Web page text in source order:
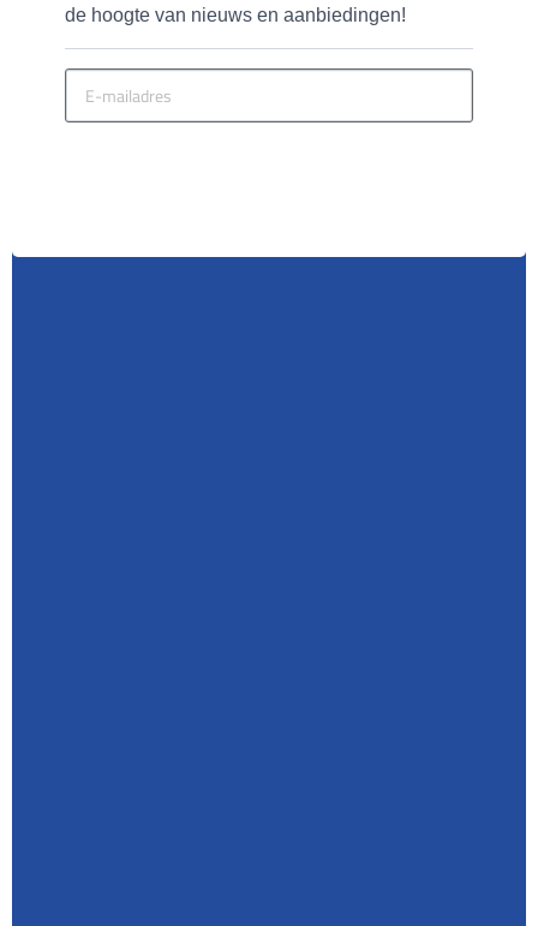
de hoogte van nieuws en aanbiedingen!